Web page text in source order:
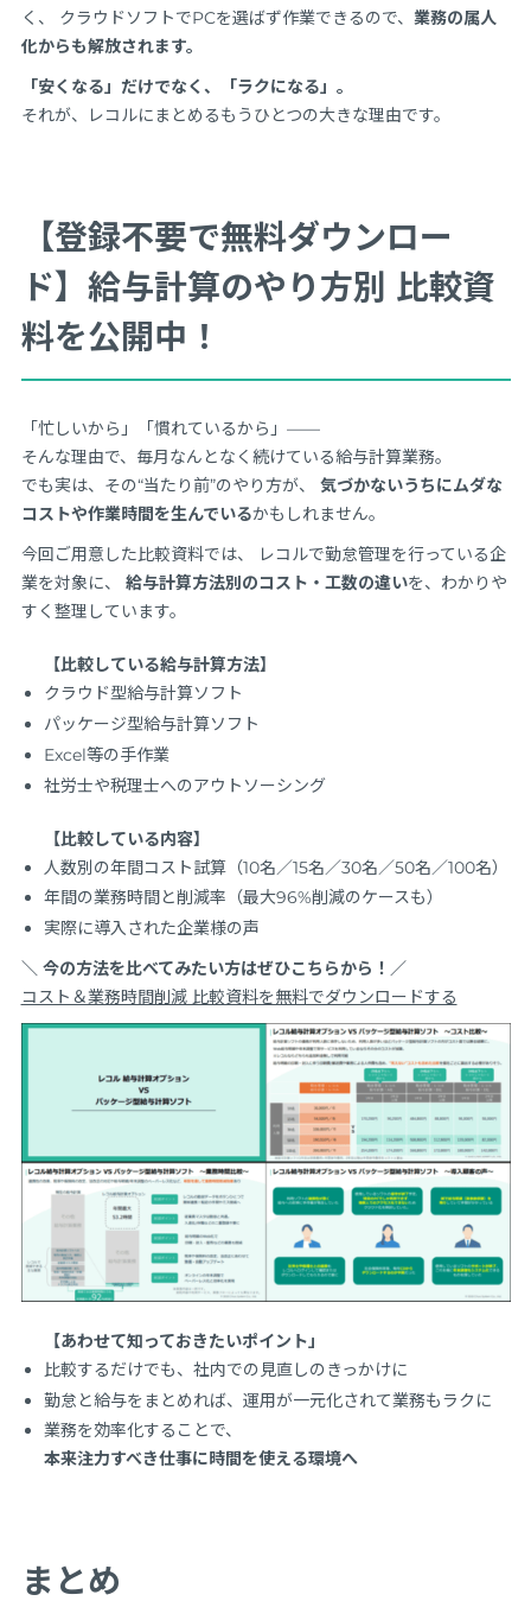
く、 クラウドソフトでPCを選ばず作業できるので、 業務の属人
化からも解放されます。
「安くなる」だけでなく、「ラクになる」。
それが、レコルにまとめるもうひとつの大きな理由です。
【登録不要で無料ダウンロー
ド】給与計算のやり方別 比較資
料を公開中！
「忙しいから」「慣れているから」――
そんな理由で、毎月なんとなく続けている給与計算業務。
でも実は、その“当たり前”のやり方が、 気づかないうちにムダな
コストや作業時間を生んでいるかもしれません。
今回ご用意した比較資料では、 レコルで勤怠管理を行っている企
業を対象に、 給与計算方法別のコスト・工数の違いを、わかりや
すく整理しています。
【比較している給与計算方法】
クラウド型給与計算ソフト
パッケージ型給与計算ソフト
Excel等の手作業
社労士や税理士へのアウトソーシング
【比較している内容】
人数別の年間コスト試算（10名／15名／30名／50名／100名）
年間の業務時間と削減率（最大96%削減のケースも）
実際に導入された企業様の声
＼ 今の方法を比べてみたい方はぜひこちらから！／
コスト＆業務時間削減 比較資料を無料でダウンロードする
【あわせて知っておきたいポイント」
比較するだけでも、社内での見直しのきっかけに
勤怠と給与をまとめれば、運用が一元化されて業務もラクに
業務を効率化することで、
本来注力すべき仕事に時間を使える環境へ
まとめ